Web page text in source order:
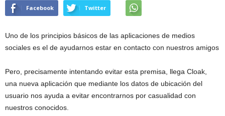
Facebook Twitter
Uno de los principios básicos de las aplicaciones de medios
sociales es el de ayudarnos estar en contacto con nuestros amigos
Pero, precisamente intentando evitar esta premisa, llega Cloak,
una nueva aplicación que mediante los datos de ubicación del
usuario nos ayuda a evitar encontrarnos por casualidad con
nuestros conocidos.